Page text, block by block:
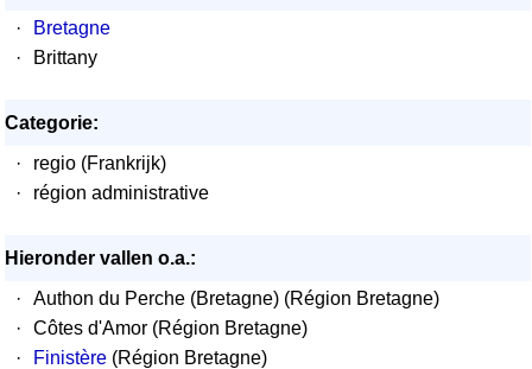
·
Bretagne
·
Brittany
Categorie:
·
regio (Frankrijk)
·
région administrative
Hieronder vallen o.a.:
·
Authon du Perche (Bretagne) (Région Bretagne)
·
Côtes d'Amor (Région Bretagne)
·
Finistère (Région Bretagne)